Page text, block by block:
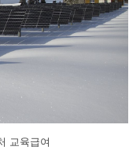
교육급여